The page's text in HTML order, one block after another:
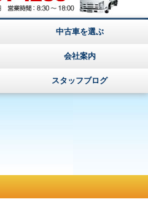
中古車を選ぶ
会社案内
スタッフブログ